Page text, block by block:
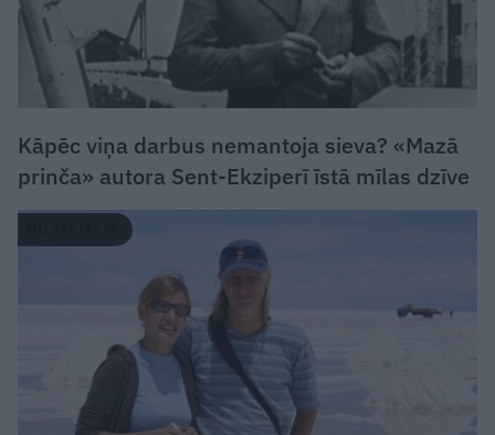
Kāpēc viņa darbus nemantoja sieva? «Mazā
prinča» autora Sent-Ekziperī īstā mīlas dzīve